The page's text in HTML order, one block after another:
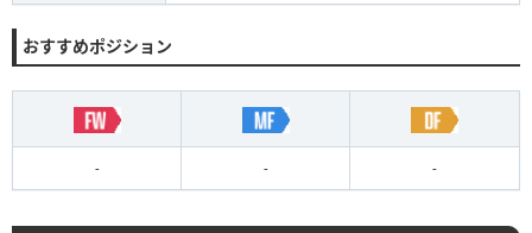
おすすめポジション
- - -